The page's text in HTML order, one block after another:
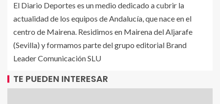
El Diario Deportes es un medio dedicado a cubrir la
actualidad de los equipos de Andalucía, que nace en el
centro de Mairena. Residimos en Mairena del Aljarafe
(Sevilla) y formamos parte del grupo editorial Brand
Leader Comunicación SLU
TE PUEDEN INTERESAR